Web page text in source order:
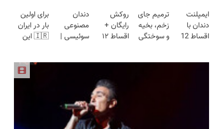
دیجیتاله
محوش کن!
هوشمند ⚙️
(نصف
قیمت بازار
(تخفیف به
مدت
محدود)
🧩 بدون
سود
ایمپلنت
دندان با
اقساط 12
ترمیم جای
زخم، بخیه
و سوختگی
روکش
رایگان +
اقساط ۱۲
دندان
مصنوعی
سوئیسی |
اقساطی😍
برای اولین
بار در ایران
🇮🇷 این
ساخت!